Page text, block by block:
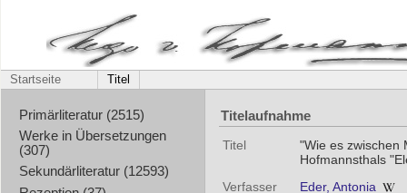
Startseite Titel
Primärliteratur (2515)
Werke in Übersetzungen
(307)
Sekundärliteratur (12593)
Titelaufnahme
Titel
"Wie es zwischen
Hofmannsthals
Verfasser
Eder, Antonia